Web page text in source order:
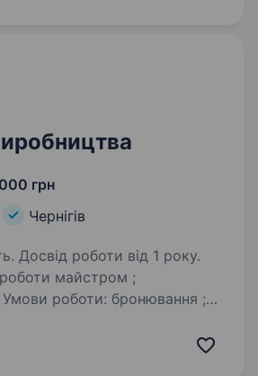
грн
Чернігів
Досвід роботи від 1 року.